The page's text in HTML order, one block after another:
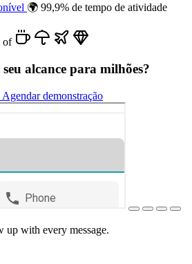
🌍 99,9% de tempo de atividade
of
alcance para milhões?
Agendar demonstração
up with every message.